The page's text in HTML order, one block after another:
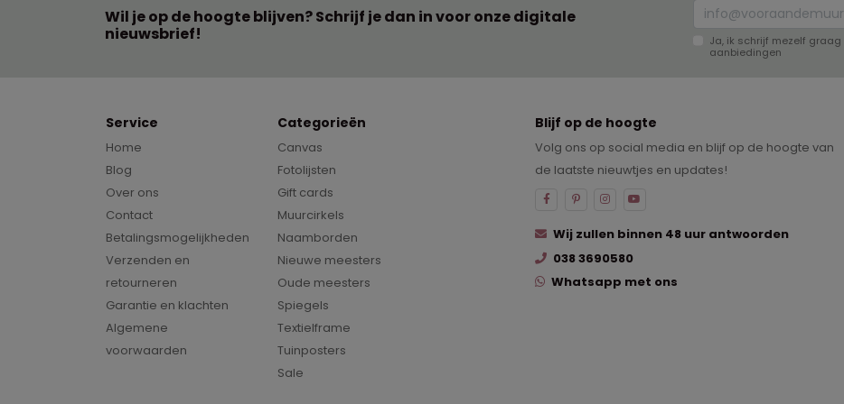
Wil je op de hoogte blijven? Schrijf je dan in voor onze digitale
nieuwsbrief!
Ja, ik schrijf mezelf
aanbiedingen
Service
Home
Blog
Over ons
Contact
Betalingsmogelijkheden
Verzenden en
retourneren
Garantie en klachten
Algemene
voorwaarden
Categorieën
Canvas
Fotolijsten
Gift cards
Muurcirkels
Naamborden
Nieuwe meesters
Oude meesters
Spiegels
Textielframe
Tuinposters
Sale
Blijf op de hoogte
Volg ons op social media en blijf op de hoogte van
de laatste nieuwtjes en updates!
Wij zullen binnen 48 uur antwoorden
038 3690580
Whatsapp met ons